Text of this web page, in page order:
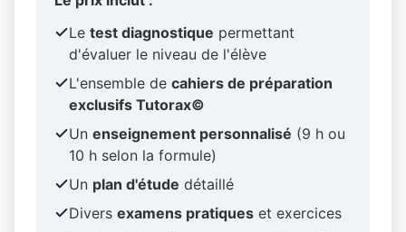
Le test diagnostique permettant
d'évaluer le niveau de l'élève
L'ensemble de cahiers de préparation
exclusifs Tutorax©
Un enseignement personnalisé (9 h ou
10 h selon la formule)
Un plan d'étude détaillé
Divers examens pratiques et exercices